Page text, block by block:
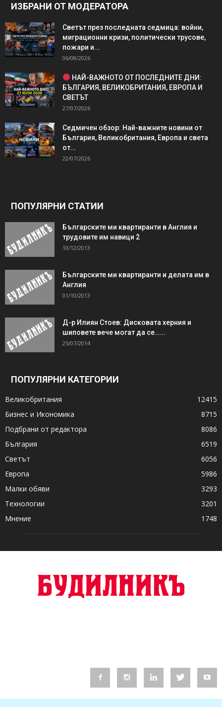
ИЗБРАНИ ОТ МОДЕРАТОРА
Светът през последната седмица: войни,
миграционни кризи, политически трусове,
пожари и...
06/08/2026
НАЙ-ВАЖНОТО ОТ ПОСЛЕДНИТЕ ДНИ:
БЪЛГАРИЯ, ВЕЛИКОБРИТАНИЯ, ЕВРОПА И
СВЕТЪТ
27/07/2026
Седмичен обзор: Най-важните новини от
България, Великобритания, Европа и света
от...
22/07/2026
ПОПУЛЯРНИ СТАТИИ
Българските ми квартиранти в Англия и
трудовите им навици 2
10/12/2013
Българските ми квартиранти и делата им в
Англия
01/10/2013
Д-р Илиян Стоев: Дисковата херния и
шиповете вече могат да се…...
25/07/2014
ПОПУЛЯРНИ КАТЕГОРИИ
Великобритания
12415
Бизнес и Икономика
8715
Подбрани от редактора
8086
България
6519
Светът
6056
Европа
5986
Малки обяви
3293
Технологии
3201
Мнение
1748